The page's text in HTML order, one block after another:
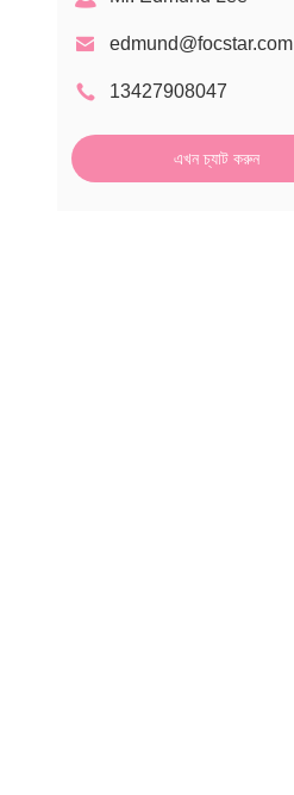
edmund@focstar.com
13427908047
এখন চ্যাট করুন